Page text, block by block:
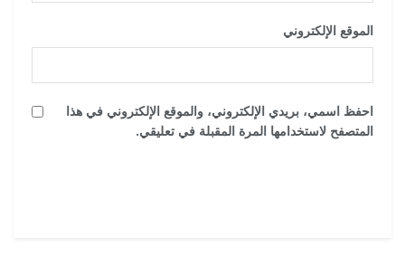
الموقع الإلكتروني
احفظ اسمي، بريدي الإلكتروني، والموقع الإلكتروني في هذا
المتصفح لاستخدامها المرة المقبلة في تعليقي.